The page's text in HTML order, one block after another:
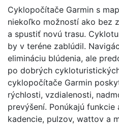
Cyklopočítače Garmin s
niekoľko možností ako bez
a spustiť novú trasu.
by v teréne zablúdil.
elimináciu blúdenia, ale
po dobrých
cyklopočítače Garmin
rýchlosti, vzdialenosti,
prevýšení. Ponúkajú
kadencie, pulzov, wattov a